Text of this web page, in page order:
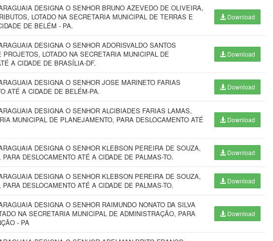
DESIGNA O SENHOR BRUNO AZEVEDO DE OLIVEIRA,
LOTADO NA SECRETARIA MUNICIPAL DE TERRAS E
DE BELÉM - PA.
Download
DESIGNA O SENHOR ADORISVALDO SANTOS
LOTADO NA SECRETARIA MUNICIPAL DE
A CIDADE DE BRASÍLIA-DF.
Download
DESIGNA O SENHOR JOSE MARINETO FARIAS
ATÉ A CIDADE DE BELÉM-PA.
Download
DESIGNA O SENHOR ALCIBIADES FARIAS LAMAS,
MUNICIPAL DE PLANEJAMENTO, PARA DESLOCAMENTO ATÉ
Download
DESIGNA O SENHOR KLEBSON PEREIRA DE SOUZA,
DESLOCAMENTO ATÉ A CIDADE DE PALMAS-TO.
Download
DESIGNA O SENHOR KLEBSON PEREIRA DE SOUZA,
DESLOCAMENTO ATÉ A CIDADE DE PALMAS-TO.
Download
DESIGNA O SENHOR RAIMUNDO NONATO DA SILVA
NA SECRETARIA MUNICIPAL DE ADMINISTRAÇÃO, PARA
- PA
Download